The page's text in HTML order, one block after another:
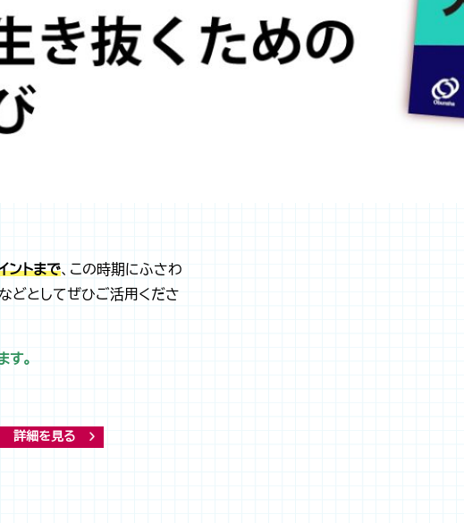
ントまで、この時期にふさわ
どとしてぜひご活用くださ
。
詳細を見る